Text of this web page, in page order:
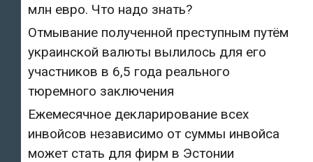
млн евро. Что надо знать?
Отмывание полученной преступным путём
украинской валюты вылилось для его
участников в 6,5 года реального
тюремного заключения
Ежемесячное декларирование всех
инвойсов независимо от суммы инвойса
может стать для фирм в Эстонии